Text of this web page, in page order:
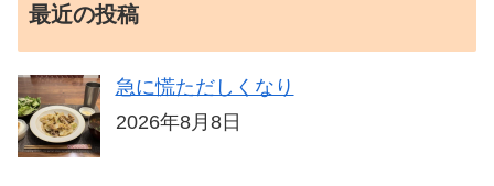
最近の投稿
急に慌ただしくなり
2026年8月8日